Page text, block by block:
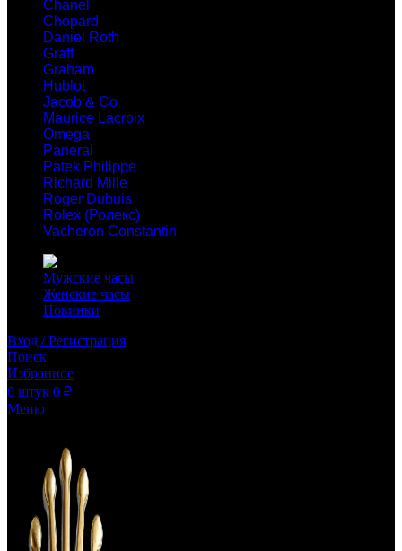
Chanel
Chopard
Daniel Roth
Graff
Graham
Hublot
Jacob & Co
Maurice Lacroix
Omega
Panerai
Patek Philippe
Richard Mille
Roger Dubuis
Rolex (Ролекс)
Vacheron Constantin
Мужские часы
Женские часы
Новинки
Вход / Регистрация
Поиск
Избранное
0 штук 0 ₽
Меню